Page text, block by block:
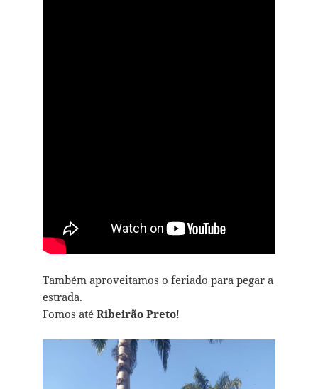
Também aproveitamos o feriado para pegar a
estrada.
Fomos até Ribeirão Preto!